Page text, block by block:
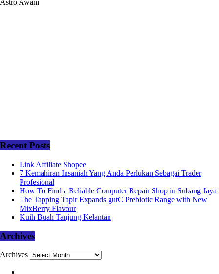
Astro Awani
Recent Posts
Link Affiliate Shopee
7 Kemahiran Insaniah Yang Anda Perlukan Sebagai Trader
Profesional
How To Find a Reliable Computer Repair Shop in Subang Jaya
The Tapping Tapir Expands gutC Prebiotic Range with New
MixBerry Flavour
Kuih Buah Tanjung Kelantan
Archives
Archives